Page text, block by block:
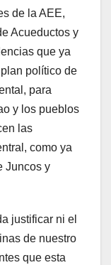
de la AEE,
Acueductos y
que ya
político de
para
y los pueblos
las
como ya
Juncos y
justificar ni el
de nuestro
que esta